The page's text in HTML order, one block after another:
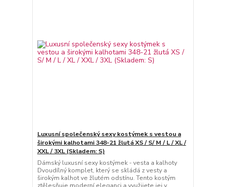
Luxusní společenský sexy kostýmek s vestou a
širokými kalhotami 348-21 žlutá XS / S/ M / L / XL /
XXL / 3XL (Skladem: S)
Dámský luxusní sexy kostýmek - vesta a kalhoty
Dvoudílný komplet, který se skládá z vesty a
širokým kalhot ve žlutém odstínu. Tento kostým